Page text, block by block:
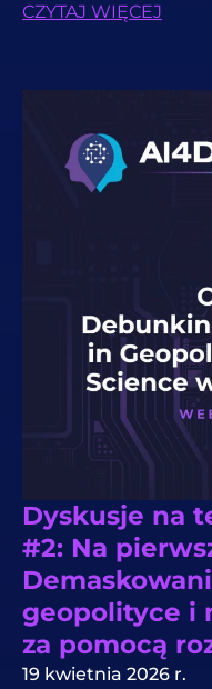
CZYTAJ WIĘCEJ
Dyskusje na
#2: Na
geopolityce i
za pomocą
19 kwietnia 2026 r.